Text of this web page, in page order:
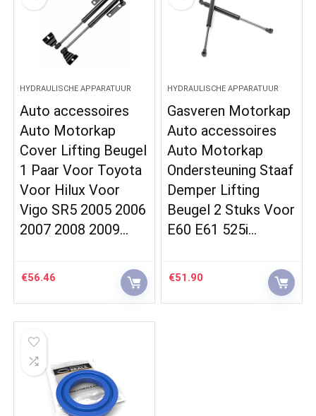
HYDRAULISCHE APPARATUUR
Auto accessoires
Auto Motorkap
Cover Lifting Beugel
1 Paar Voor Toyota
Voor Hilux Voor
Vigo SR5 2005 2006
2007 2008 2009…
€56.46
HYDRAULISCHE APPARATUUR
Gasveren Motorkap
Auto accessoires
Auto Motorkap
Ondersteuning Staaf
Demper Lifting
Beugel 2 Stuks Voor
E60 E61 525i…
€51.90